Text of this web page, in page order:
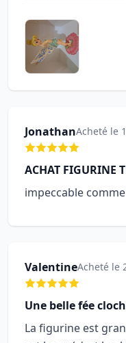
JonathanAcheté le
ACHAT FIGURINE
impeccable
ValentineAcheté le
Une belle fée
La figurine est